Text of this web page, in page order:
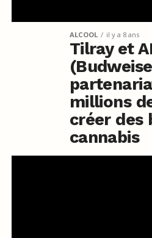
ALCOOL il y a 8 ans
Tilray et
millions
créer des
cannabis